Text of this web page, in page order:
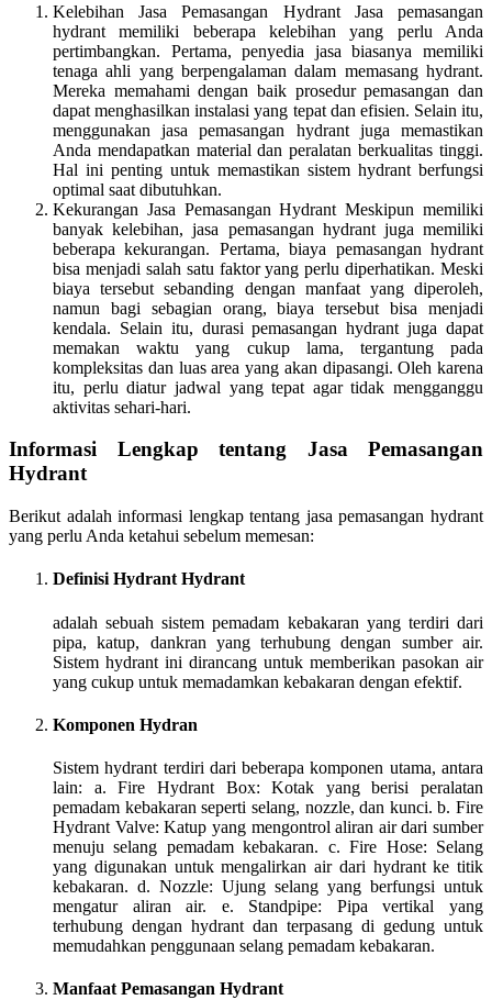
Kelebihan Jasa Pemasangan Hydrant Jasa pemasangan
hydrant memiliki beberapa kelebihan yang perlu Anda
pertimbangkan. Pertama, penyedia jasa biasanya memiliki
tenaga ahli yang berpengalaman dalam memasang hydrant.
Mereka memahami dengan baik prosedur pemasangan dan
dapat menghasilkan instalasi yang tepat dan efisien. Selain itu,
menggunakan jasa pemasangan hydrant juga memastikan
Anda mendapatkan material dan peralatan berkualitas tinggi.
Hal ini penting untuk memastikan sistem hydrant berfungsi
optimal saat dibutuhkan.
Kekurangan Jasa Pemasangan Hydrant Meskipun memiliki
banyak kelebihan, jasa pemasangan hydrant juga memiliki
beberapa kekurangan. Pertama, biaya pemasangan hydrant
bisa menjadi salah satu faktor yang perlu diperhatikan. Meski
biaya tersebut sebanding dengan manfaat yang diperoleh,
namun bagi sebagian orang, biaya tersebut bisa menjadi
kendala. Selain itu, durasi pemasangan hydrant juga dapat
memakan waktu yang cukup lama, tergantung pada
kompleksitas dan luas area yang akan dipasangi. Oleh karena
itu, perlu diatur jadwal yang tepat agar tidak mengganggu
aktivitas sehari-hari.
Informasi Lengkap tentang Jasa Pemasangan
Hydrant
Berikut adalah informasi lengkap tentang jasa pemasangan hydrant
yang perlu Anda ketahui sebelum memesan:
Definisi Hydrant Hydrant
adalah sebuah sistem pemadam kebakaran yang terdiri dari
pipa, katup, dankran yang terhubung dengan sumber air.
Sistem hydrant ini dirancang untuk memberikan pasokan air
yang cukup untuk memadamkan kebakaran dengan efektif.
Komponen Hydran
Sistem hydrant terdiri dari beberapa komponen utama, antara
lain: a. Fire Hydrant Box: Kotak yang berisi peralatan
pemadam kebakaran seperti selang, nozzle, dan kunci. b. Fire
Hydrant Valve: Katup yang mengontrol aliran air dari sumber
menuju selang pemadam kebakaran. c. Fire Hose: Selang
yang digunakan untuk mengalirkan air dari hydrant ke titik
kebakaran. d. Nozzle: Ujung selang yang berfungsi untuk
mengatur aliran air. e. Standpipe: Pipa vertikal yang
terhubung dengan hydrant dan terpasang di gedung untuk
memudahkan penggunaan selang pemadam kebakaran.
Manfaat Pemasangan Hydrant